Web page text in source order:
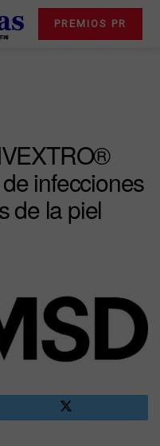
PREMIOS PR
infecciones
de la piel